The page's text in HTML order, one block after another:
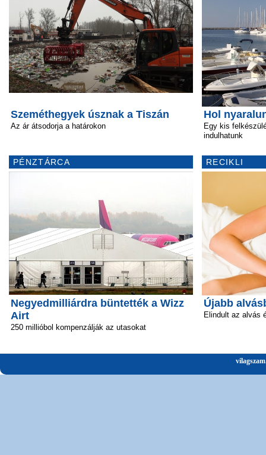
Szeméthegyek úsznak a Tiszán
Az ár átsodorja a határokon
PÉNZTÁRCA
Negyedmilliárdra büntették a Wizz
Airt
250 millióbol kompenzálják az utasokat
Hol
Egy kis
indulhatunk
RECIKLI
Újabb
Elindult az alvás